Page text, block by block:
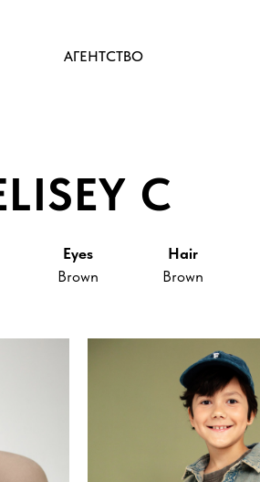
АГЕНТСТВО
Hair
Brown
Eyes
Brown
C